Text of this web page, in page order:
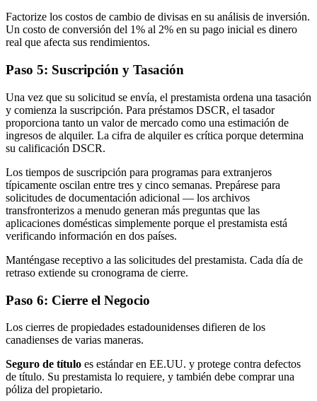
Factorize los costos de cambio de divisas en su análisis de inversión.
Un costo de conversión del 1% al 2% en su pago inicial es dinero
real que afecta sus rendimientos.
Paso 5: Suscripción y Tasación
Una vez que su solicitud se envía, el prestamista ordena una tasación
y comienza la suscripción. Para préstamos DSCR, el tasador
proporciona tanto un valor de mercado como una estimación de
ingresos de alquiler. La cifra de alquiler es crítica porque determina
su calificación DSCR.
Los tiempos de suscripción para programas para extranjeros
típicamente oscilan entre tres y cinco semanas. Prepárese para
solicitudes de documentación adicional — los archivos
transfronterizos a menudo generan más preguntas que las
aplicaciones domésticas simplemente porque el prestamista está
verificando información en dos países.
Manténgase receptivo a las solicitudes del prestamista. Cada día de
retraso extiende su cronograma de cierre.
Paso 6: Cierre el Negocio
Los cierres de propiedades estadounidenses difieren de los
canadienses de varias maneras.
Seguro de título es estándar en EE.UU. y protege contra defectos
de título. Su prestamista lo requiere, y también debe comprar una
póliza del propietario.